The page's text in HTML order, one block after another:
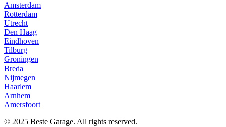
Amsterdam
Rotterdam
Utrecht
Den Haag
Eindhoven
Tilburg
Groningen
Breda
Nijmegen
Haarlem
Arnhem
Amersfoort
© 2025 Beste Garage. All rights reserved.